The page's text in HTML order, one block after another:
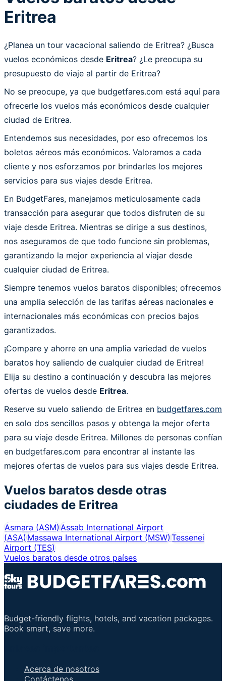
Eritrea
¿Planea un tour vacacional saliendo de Eritrea? ¿Busca
vuelos económicos desde Eritrea? ¿Le preocupa su
presupuesto de viaje al partir de Eritrea?
No se preocupe, ya que budgetfares.com está aquí para
ofrecerle los vuelos más económicos desde cualquier
ciudad de Eritrea.
Entendemos sus necesidades, por eso ofrecemos los
boletos aéreos más económicos. Valoramos a cada
cliente y nos esforzamos por brindarles los mejores
servicios para sus viajes desde Eritrea.
En BudgetFares, manejamos meticulosamente cada
transacción para asegurar que todos disfruten de su
viaje desde Eritrea. Mientras se dirige a sus destinos,
nos aseguramos de que todo funcione sin problemas,
garantizando la mejor experiencia al viajar desde
cualquier ciudad de Eritrea.
Siempre tenemos vuelos baratos disponibles; ofrecemos
una amplia selección de las tarifas aéreas nacionales e
internacionales más económicas con precios bajos
garantizados.
¡Compare y ahorre en una amplia variedad de vuelos
baratos hoy saliendo de cualquier ciudad de Eritrea!
Elija su destino a continuación y descubra las mejores
ofertas de vuelos desde Eritrea.
Reserve su vuelo saliendo de Eritrea en budgetfares.com
en solo dos sencillos pasos y obtenga la mejor oferta
para su viaje desde Eritrea. Millones de personas confían
en budgetfares.com para encontrar al instante las
mejores ofertas de vuelos para sus viajes desde Eritrea.
Vuelos baratos desde otras
ciudades de Eritrea
Asmara (ASM)Assab International Airport
(ASA)Massawa International Airport (MSW)Tessenei
Airport (TES)
Vuelos baratos desde otros países
Budget-friendly flights, hotels, and vacation packages.
Book smart, save more.
Acerca de nosotros